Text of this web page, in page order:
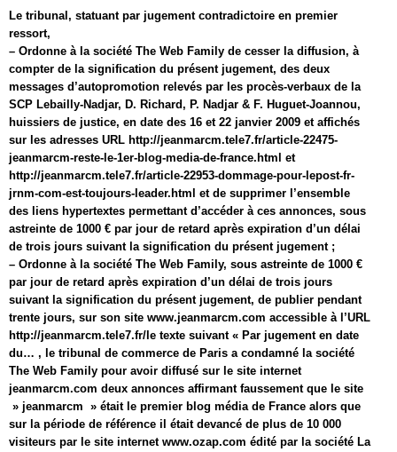
Le tribunal, statuant par jugement contradictoire en premier
ressort,
– Ordonne à la société The Web Family de cesser la diffusion, à
compter de la signification du présent jugement, des deux
messages d’autopromotion relevés par les procès-verbaux de la
SCP Lebailly-Nadjar, D. Richard, P. Nadjar & F. Huguet-Joannou,
huissiers de justice, en date des 16 et 22 janvier 2009 et affichés
sur les adresses URL http://jeanmarcm.tele7.fr/article-22475-
jeanmarcm-reste-le-1er-blog-media-de-france.html et
http://jeanmarcm.tele7.fr/article-22953-dommage-pour-lepost-fr-
jrnm-com-est-toujours-leader.html et de supprimer l’ensemble
des liens hypertextes permettant d’accéder à ces annonces, sous
astreinte de 1000 € par jour de retard après expiration d’un délai
de trois jours suivant la signification du présent jugement ;
– Ordonne à la société The Web Family, sous astreinte de 1000 €
par jour de retard après expiration d’un délai de trois jours
suivant la signification du présent jugement, de publier pendant
trente jours, sur son site www.jeanmarcm.com accessible à l’URL
http://jeanmarcm.tele7.fr/le texte suivant « Par jugement en date
du… , le tribunal de commerce de Paris a condamné la société
The Web Family pour avoir diffusé sur le site internet
jeanmarcm.com deux annonces affirmant faussement que le site
» jeanmarcm » était le premier blog média de France alors que
sur la période de référence il était devancé de plus de 10 000
visiteurs par le site internet www.ozap.com édité par la société La